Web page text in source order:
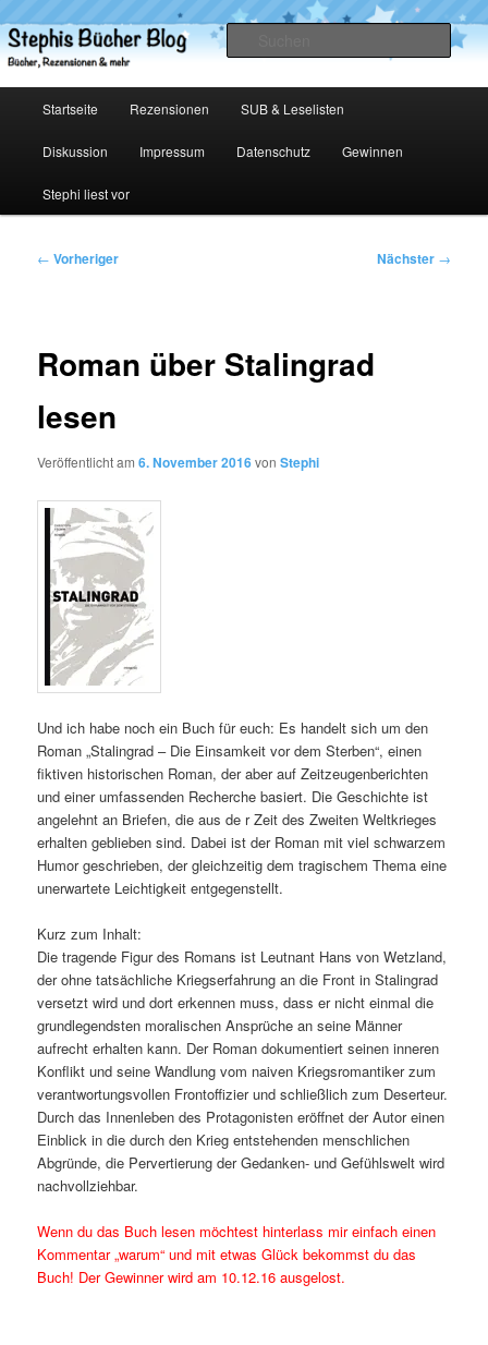
primären
Inhalt
Stephis Bücher Blog
Startseite Rezensionen SUB & Leselisten
Diskussion Impressum Datenschutz Gewinnen
Stephi liest vor
Beitragsnavigation
← Vorheriger Nächster →
Roman über Stalingrad
lesen
Veröffentlicht am6. November 2016vonStephi
Und ich habe noch ein Buch für euch: Es handelt sich um den
Roman „Stalingrad – Die Einsamkeit vor dem Sterben“, einen
fiktiven historischen Roman, der aber auf Zeitzeugenberichten
und einer umfassenden Recherche basiert. Die Geschichte ist
angelehnt an Briefen, die aus de r Zeit des Zweiten Weltkrieges
erhalten geblieben sind. Dabei ist der Roman mit viel schwarzem
Humor geschrieben, der gleichzeitig dem tragischem Thema eine
unerwartete Leichtigkeit entgegenstellt.
Kurz zum Inhalt:
Die tragende Figur des Romans ist Leutnant Hans von Wetzland,
der ohne tatsächliche Kriegserfahrung an die Front in Stalingrad
versetzt wird und dort erkennen muss, dass er nicht einmal die
grundlegendsten moralischen Ansprüche an seine Männer
aufrecht erhalten kann. Der Roman dokumentiert seinen inneren
Konflikt und seine Wandlung vom naiven Kriegsromantiker zum
verantwortungsvollen Frontoffizier und schließlich zum Deserteur.
Durch das Innenleben des Protagonisten eröffnet der Autor einen
Einblick in die durch den Krieg entstehenden menschlichen
Abgründe, die Pervertierung der Gedanken- und Gefühlswelt wird
nachvollziehbar.
Wenn du das Buch lesen möchtest hinterlass mir einfach einen
Kommentar „warum“ und mit etwas Glück bekommst du das
Buch! Der Gewinner wird am 10.12.16 ausgelost.